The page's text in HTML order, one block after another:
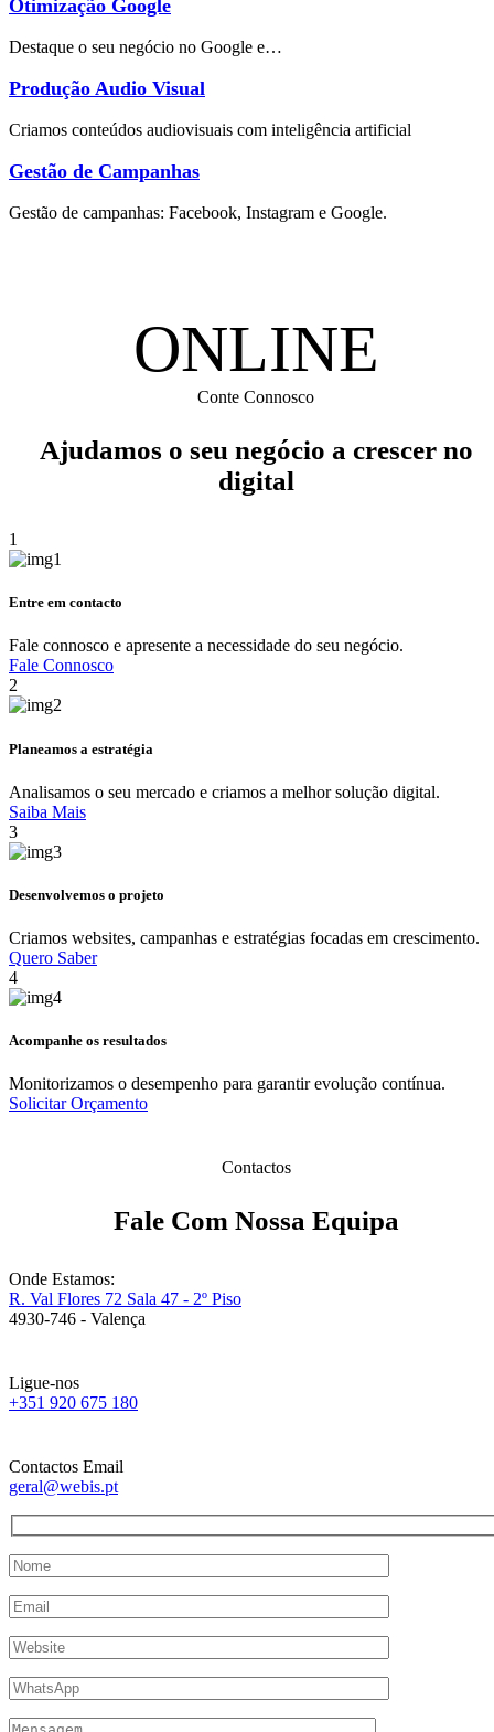
Otimização Google
Destaque o seu negócio no Google e…
Produção Audio Visual
Criamos conteúdos audiovisuais com inteligência artificial
Gestão de Campanhas
Gestão de campanhas: Facebook, Instagram e Google.
ONLINE
Conte Connosco
Ajudamos o seu negócio a crescer no
digital
1
Entre em contacto
Fale connosco e apresente a necessidade do seu negócio.
Fale Connosco
2
Planeamos a estratégia
Analisamos o seu mercado e criamos a melhor solução digital.
Saiba Mais
3
Desenvolvemos o projeto
Criamos websites, campanhas e estratégias focadas em crescimento.
Quero Saber
4
Acompanhe os resultados
Monitorizamos o desempenho para garantir evolução contínua.
Solicitar Orçamento
Contactos
Fale Com Nossa Equipa
Onde Estamos:
R. Val Flores 72 Sala 47 - 2º Piso
4930-746 - Valença
Ligue-nos
+351 920 675 180
Contactos Email
geral@webis.pt